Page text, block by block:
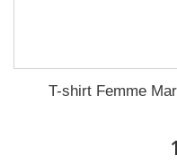
T-shirt Femme